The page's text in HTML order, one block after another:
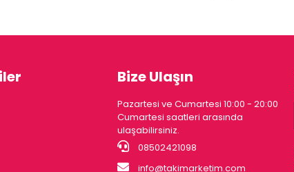
Bize Ulaşın
Pazartesi ve Cumartesi 10:00 - 20:00
Cumartesi saatleri arasında
ulaşabilirsiniz.
08502421098
info@takimarketim.com